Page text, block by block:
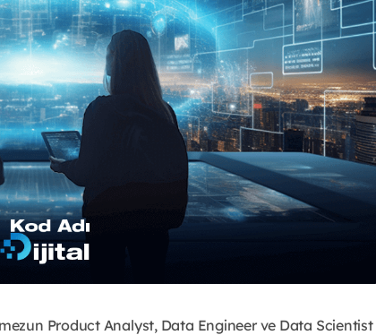
Product Analyst, Data Engineer ve Data Scientist